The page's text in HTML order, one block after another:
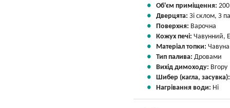
Об'єм приміщення:
Дверцята: Зі склом, З
Поверхня: Варочна
Кожух печі: Чавунний,
Матеріал топки: Чавуна
Тип палива: Дровами
Вихід димоходу: Вгору
Шибер (кагла,
Нагрівання води: Ні